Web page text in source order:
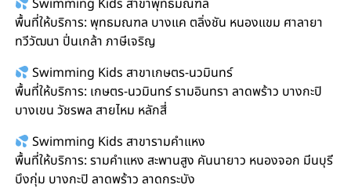
Swimming Kids สาขาพุทธมณฑล
พื้นที่ให้บริการ: พุทธมณฑล บางแค ตลิ่งชัน หนองแขม ศาลายา
ทวีวัฒนา ปิ่นเกล้า ภาษีเจริญ
Swimming Kids สาขาเกษตร-นวมินทร์
พื้นที่ให้บริการ: เกษตร-นวมินทร์ รามอินทรา ลาดพร้าว บางกะปิ
บางเขน วัชรพล สายไหม หลักสี่
Swimming Kids สาขารามคำแหง
พื้นที่ให้บริการ: รามคำแหง สะพานสูง คันนายาว หนองจอก มีนบุรี
บึงกุ่ม บางกะปิ ลาดพร้าว ลาดกระบัง